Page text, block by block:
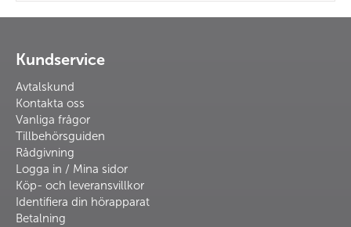
Kundservice
Avtalskund
Kontakta oss
Vanliga frågor
Tillbehörsguiden
Rådgivning
Logga in / Mina sidor
Köp- och leveransvillkor
Identifiera din hörapparat
Betalning